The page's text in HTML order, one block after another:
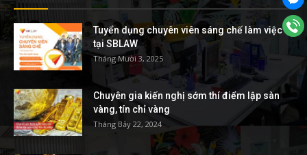
Tuyển dụng chuyên viên sáng chế làm việc
tại SBLAW
Tháng Mười 3, 2025
Chuyên gia kiến nghị sớm thí điểm lập sàn
vàng, tín chỉ vàng
Tháng Bảy 22, 2024